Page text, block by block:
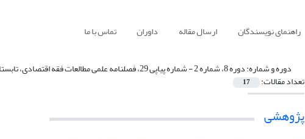
راهنمای نویسندگان ارسال مقاله داوران تماس با ما
دوره و شماره:دوره 8، شماره 2 - شماره پیاپی 29، فصلنامه علمی مطالعات فقه اقتصادی، تابستان 1405
تعداد مقالات: 17
پژوهشی